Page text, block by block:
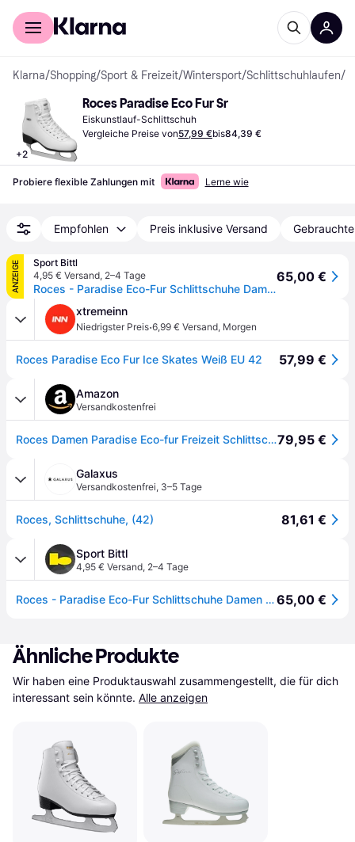
Für Shopper
Klarna/Shopping/Sport & Freizeit/Wintersport/Schlittschuhlaufen/
+2
Roces Paradise Eco Fur Sr
Eiskunstlauf-Schlittschuh
Vergleiche Preise von57,99 €bis84,39 €
Probiere flexible Zahlungen mit Lerne wie
Empfohlen Preis inklusive Versand
ANZEIGE
Sport Bittl
4,95 € Versand, 2–4 Tage
Roces - Paradise Eco-Fur Schlittschuhe Damen white
65,00 €
xtremeinn
Niedrigster Preis·6,99 € Versand, Morgen
Roces Paradise Eco Fur Ice Skates Weiß EU 42 57,99 €
Amazon
Versandkostenfrei
Roces Damen Paradise Eco-fur Freizeit Schlittschuh, Weiß, 39 EU79,95 €
Galaxus
Versandkostenfrei, 3–5 Tage
Roces, Schlittschuhe, (42) 81,61 €
Sport Bittl
4,95 € Versand, 2–4 Tage
Roces - Paradise Eco-Fur Schlittschuhe Damen white65,00 €
Ähnliche Produkte
Wir haben eine Produktauswahl zusammengestellt, die für dich
interessant sein könnte. Alle anzeigen